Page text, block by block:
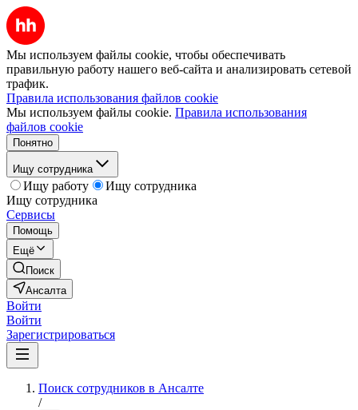
Мы используем файлы cookie, чтобы обеспечивать
правильную работу нашего веб-сайта и анализировать сетевой
трафик.
Правила использования файлов cookie
Мы используем файлы cookie. Правила использования
файлов cookie
Понятно
Ищу сотрудника
Ищу работу
Ищу сотрудника
Ищу сотрудника
Сервисы
Помощь
Ещё
Поиск
Ансалта
Войти
Войти
Зарегистрироваться
Поиск сотрудников в Ансалте
/